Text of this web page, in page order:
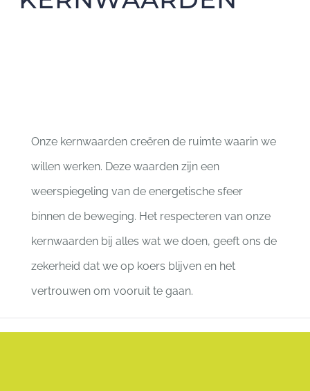
Onze kernwaarden creëren de ruimte waarin we
willen werken. Deze waarden zijn een
weerspiegeling van de energetische sfeer
binnen de beweging. Het respecteren van onze
kernwaarden bij alles wat we doen, geeft ons de
zekerheid dat we op koers blijven en het
vertrouwen om vooruit te gaan.